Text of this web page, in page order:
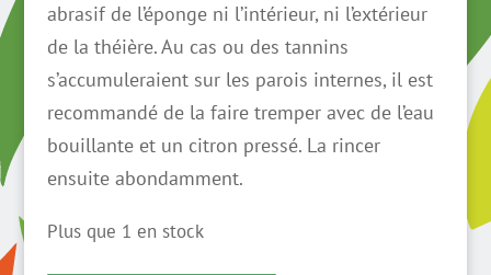
abrasif de l’éponge ni l’intérieur, ni l’extérieur
de la théière. Au cas ou des tannins
s’accumuleraient sur les parois internes, il est
recommandé de la faire tremper avec de l’eau
bouillante et un citron pressé. La rincer
ensuite abondamment.
Plus que 1 en stock